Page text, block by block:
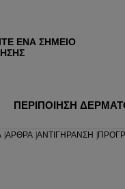
ΈΝΑ ΣΗΜΕΊΟ
ΠΕΡΙΠΟΙΗΣΗ
ΆΡΘΡΑ ΑΝΤΙΓΉΡΑΝΣΗ